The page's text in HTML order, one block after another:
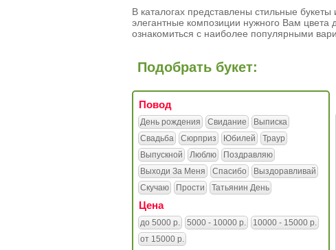
В каталогах представлены стильные
элегантные композиции нужного Вам
ознакомиться с наиболее популярными
Подобрать букет:
Повод
День рождения Свидание
Выписка
Свадьба
Сюрприз Юбилей
Траур
Выпускной
Люблю
Поздравляю
Выходи За Меня
Спасибо
Выздоравливай
Скучаю
Прости Татьянин День
Цена
до 5000 р. 5000 - 10000 р.
10000 - 15000 р.
от 15000 р.